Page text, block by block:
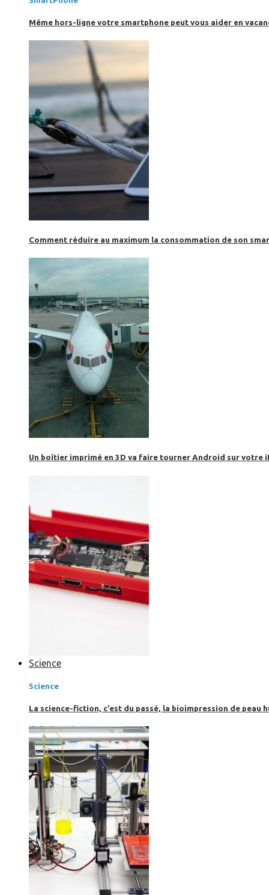
Même hors-ligne votre smartphone peut vous aider en
Comment réduire au maximum la consommation de son
Un boîtier imprimé en 3D va faire tourner Android sur votre
Science
Science
La science-fiction, c’est du passé, la bioimpression de peau